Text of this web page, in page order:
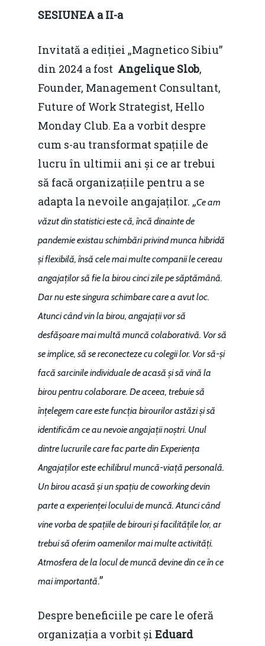
SESIUNEA a II-a
Invitată a ediției „Magnetico Sibiu”
din 2024 a fost Angelique Slob,
Founder, Management Consultant,
Future of Work Strategist, Hello
Monday Club. Ea a vorbit despre
cum s-au transformat spațiile de
lucru în ultimii ani și ce ar trebui
să facă organizațiile pentru a se
adapta la nevoile angajaților. „Ce am
văzut din statistici este că, încă dinainte de
pandemie existau schimbări privind munca hibridă
și flexibilă, însă cele mai multe companii le cereau
angajaților să fie la birou cinci zile pe săptămână.
Dar nu este singura schimbare care a avut loc.
Atunci când vin la birou, angajații vor să
desfășoare mai multă muncă colaborativă. Vor să
se implice, să se reconecteze cu colegii lor. Vor să-și
facă sarcinile individuale de acasă și să vină la
birou pentru colaborare. De aceea, trebuie să
înțelegem care este funcția birourilor astăzi și să
identificăm ce au nevoie angajații noștri. Unul
dintre lucrurile care fac parte din Experiența
Angajaților este echilibrul muncă-viață personală.
Un birou acasă și un spațiu de coworking devin
parte a experienței locului de muncă. Atunci când
vine vorba de spațiile de birouri și facilitățile lor, ar
trebui să oferim oamenilor mai multe activități.
Atmosfera de la locul de muncă devine din ce în ce
mai importantă.”
Despre beneficiile pe care le oferă
organizația a vorbit și Eduard